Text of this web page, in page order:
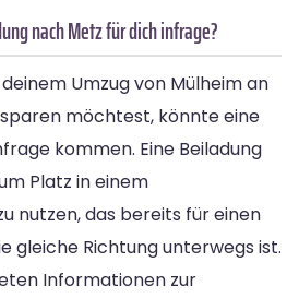
nach Metz für dich infrage?
Umzug von Mülheim an
möchtest, könnte eine
kommen. Eine Beiladung
Platz in einem
nutzen, das bereits für einen
gleiche Richtung unterwegs ist.
Informationen zur